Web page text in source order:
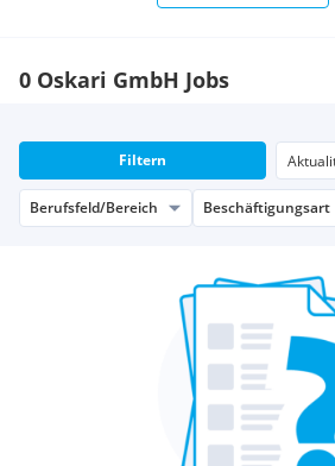
0 Oskari GmbH Jobs
Filtern
Berufsfeld/Bereich Beschäftigungsart